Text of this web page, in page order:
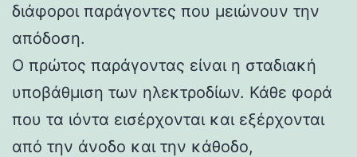
διάφοροι παράγοντες που μειώνουν την
απόδοση.
Ο πρώτος παράγοντας είναι η σταδιακή
υποβάθμιση των ηλεκτροδίων. Κάθε φορά
που τα ιόντα εισέρχονται και εξέρχονται
από την άνοδο και την κάθοδο,